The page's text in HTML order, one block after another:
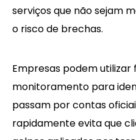
serviços que não sejam
o risco de brechas.
Empresas podem
monitoramento para
passam por contas
rapidamente evita que